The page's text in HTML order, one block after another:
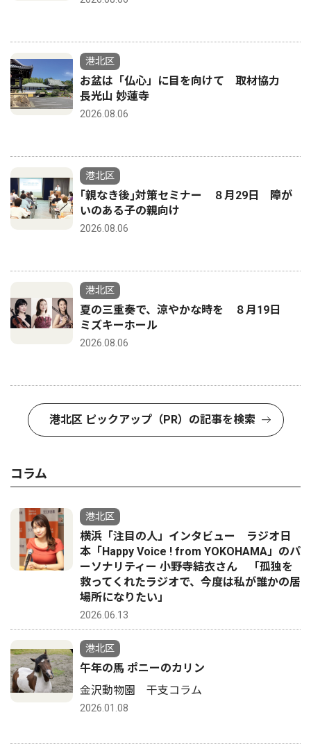
港北区
お盆は「仏心」に目を向けて 取材協力
長光山 妙蓮寺
2026.08.06
港北区
｢親なき後｣対策セミナー ８月29日 障が
いのある子の親向け
2026.08.06
港北区
夏の三重奏で、涼やかな時を ８月19日
ミズキーホール
2026.08.06
港北区 ピックアップ（PR）の記事を検索
コラム
港北区
横浜「注目の人」インタビュー ラジオ日
本「Happy Voice ! from YOKOHAMA」のパ
ーソナリティー 小野寺結衣さん 「孤独を
救ってくれたラジオで、今度は私が誰かの居
場所になりたい」
2026.06.13
港北区
午年の馬 ポニーのカリン
金沢動物園 干支コラム
2026.01.08